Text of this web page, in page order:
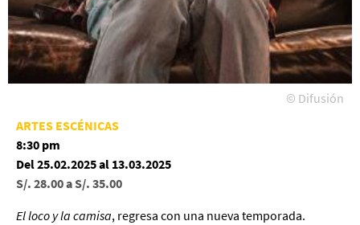
© Difusión
ARTES ESCÉNICAS
8:30 pm
Del 25.02.2025 al 13.03.2025
S/. 28.00 a S/. 35.00
El loco y la camisa, regresa con una nueva temporada.